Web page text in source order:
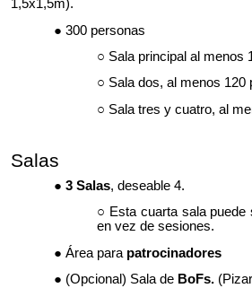
1,5x1,5m).
300 personas
Sala principal al menos
Sala dos, al menos 120
Sala tres y cuatro, al
Salas
3 Salas, deseable 4.
Esta cuarta sala puede
en vez de sesiones.
Área para patrocinadores
(Opcional) Sala de BoFs.